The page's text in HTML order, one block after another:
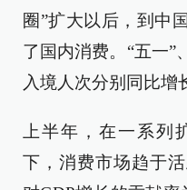
圈”扩大以后，到中
了国内消费。“五一”
入境人次分别同比增
上半年，在一系列
下，消费市场趋于